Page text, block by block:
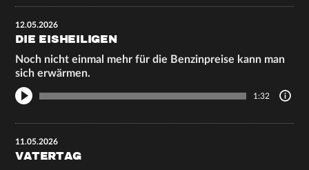
12.05.2026
DIE EISHEILIGEN
Noch nicht einmal mehr für die Benzinpreise kann man
sich erwärmen.
1:32
11.05.2026
VATERTAG